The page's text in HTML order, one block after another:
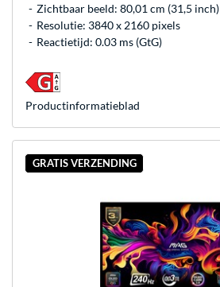
Zichtbaar beeld: 80,01 cm (31,5 inch)
Resolutie: 3840 x 2160 pixels
Reactietijd: 0.03 ms (GtG)
Product­informatieblad
GRATIS VERZENDING